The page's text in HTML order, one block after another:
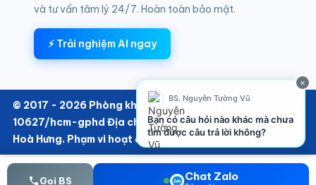
×
BS. Nguyễn Tường Vũ
Bạn có câu hỏi nào khác mà chưa
tìm được câu trả lời không?
và tư vấn tâm lý 24/7. Hoàn toàn bảo mật.
⚡ Trải nghiệm AI ngay
© 2017 - 2026 Phòng khám SKTT thuộc Hello Doctor Số:
10627/hcm-gphd Địa chỉ: 152/6 Thành Thái, Phường
Hoà Hưng. Phạm vi hoạt động chuyên khoa Nội
Gọi BS Chat Zalo